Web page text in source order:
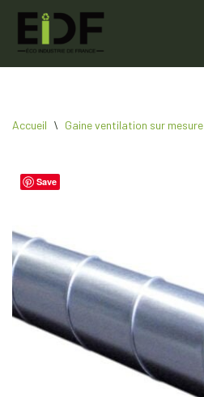
Aller
Accueil \ Gaine ventilation sur mesure
Save